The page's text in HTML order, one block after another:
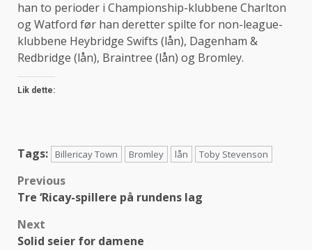
han to perioder i Championship-klubbene Charlton
og Watford før han deretter spilte for non-league-
klubbene Heybridge Swifts (lån), Dagenham &
Redbridge (lån), Braintree (lån) og Bromley.
Lik dette:
Tags: Billericay Town Bromley lån Toby Stevenson
Post
navigation
Previous
Tre ‘Ricay-spillere på rundens lag
Next
Solid seier for damene